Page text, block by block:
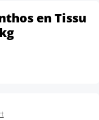
en Tissu